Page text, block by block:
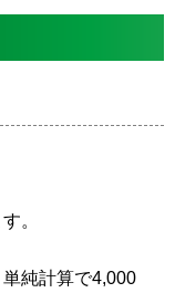
。
純計算で4,000